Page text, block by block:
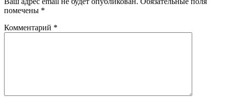
помечены *
Комментарий *